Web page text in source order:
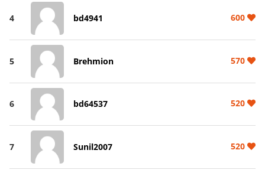
4 bd4941 600
5 Brehmion 570
6 bd64537 520
7 Sunil2007 520